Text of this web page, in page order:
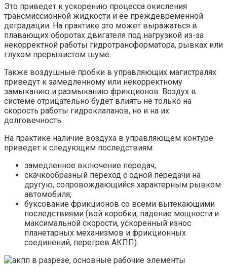
Это приведет к ускорению процесса окисления
трансмиссионной жидкости и ее преждевременной
деградации. На практике это может выражаться в
плавающих оборотах двигателя под нагрузкой из-за
некорректной работы гидротрансформатора, рывках или
глухом прерывистом шуме.
Также воздушные пробки в управляющих магистралях
приведут к замедленному или некорректному
замыканию и размыканию фрикционов. Воздух в
системе отрицательно будет влиять не только на
скорость работы гидроклапанов, но и на их
долговечность.
На практике наличие воздуха в управляющем контуре
приведет к следующим последствиям:
замедленное включение передач;
скачкообразный переход с одной передачи на
другую, сопровождающийся характерным рывком
автомобиля;
буксование фрикционов со всеми вытекающими
последствиями (вой коробки, падение мощности и
максимальной скорости, ускоренный износ
планетарных механизмов и фрикционных
соединений, перегрев АКПП).